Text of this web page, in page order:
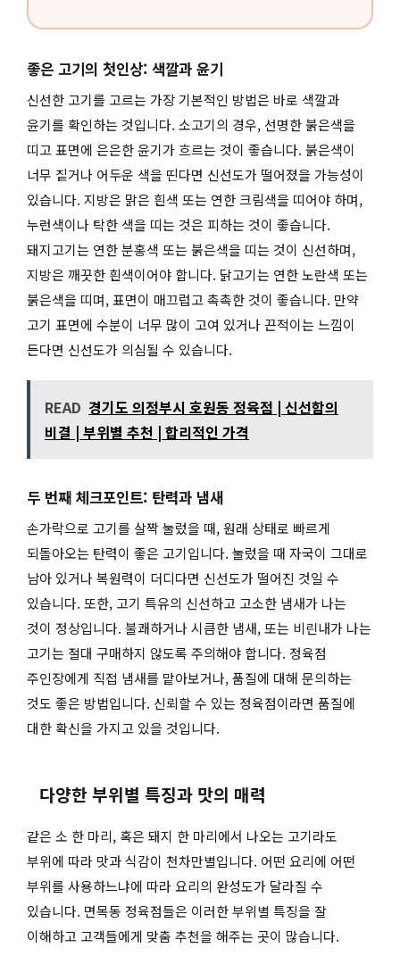
좋은 고기의 첫인상: 색깔과 윤기
신선한 고기를 고르는 가장 기본적인 방법은 바로 색깔과
윤기를 확인하는 것입니다. 소고기의 경우, 선명한 붉은색을
띠고 표면에 은은한 윤기가 흐르는 것이 좋습니다. 붉은색이
너무 짙거나 어두운 색을 띤다면 신선도가 떨어졌을 가능성이
있습니다. 지방은 맑은 흰색 또는 연한 크림색을 띠어야 하며,
누런색이나 탁한 색을 띠는 것은 피하는 것이 좋습니다.
돼지고기는 연한 분홍색 또는 붉은색을 띠는 것이 신선하며,
지방은 깨끗한 흰색이어야 합니다. 닭고기는 연한 노란색 또는
붉은색을 띠며, 표면이 매끄럽고 촉촉한 것이 좋습니다. 만약
고기 표면에 수분이 너무 많이 고여 있거나 끈적이는 느낌이
든다면 신선도가 의심될 수 있습니다.
READ 경기도 의정부시 호원동 정육점 | 신선함의
비결 | 부위별 추천 | 합리적인 가격
두 번째 체크포인트: 탄력과 냄새
손가락으로 고기를 살짝 눌렀을 때, 원래 상태로 빠르게
되돌아오는 탄력이 좋은 고기입니다. 눌렀을 때 자국이 그대로
남아 있거나 복원력이 더디다면 신선도가 떨어진 것일 수
있습니다. 또한, 고기 특유의 신선하고 고소한 냄새가 나는
것이 정상입니다. 불쾌하거나 시큼한 냄새, 또는 비린내가 나는
고기는 절대 구매하지 않도록 주의해야 합니다. 정육점
주인장에게 직접 냄새를 맡아보거나, 품질에 대해 문의하는
것도 좋은 방법입니다. 신뢰할 수 있는 정육점이라면 품질에
대한 확신을 가지고 있을 것입니다.
다양한 부위별 특징과 맛의 매력
같은 소 한 마리, 혹은 돼지 한 마리에서 나오는 고기라도
부위에 따라 맛과 식감이 천차만별입니다. 어떤 요리에 어떤
부위를 사용하느냐에 따라 요리의 완성도가 달라질 수
있습니다. 면목동 정육점들은 이러한 부위별 특징을 잘
이해하고 고객들에게 맞춤 추천을 해주는 곳이 많습니다.